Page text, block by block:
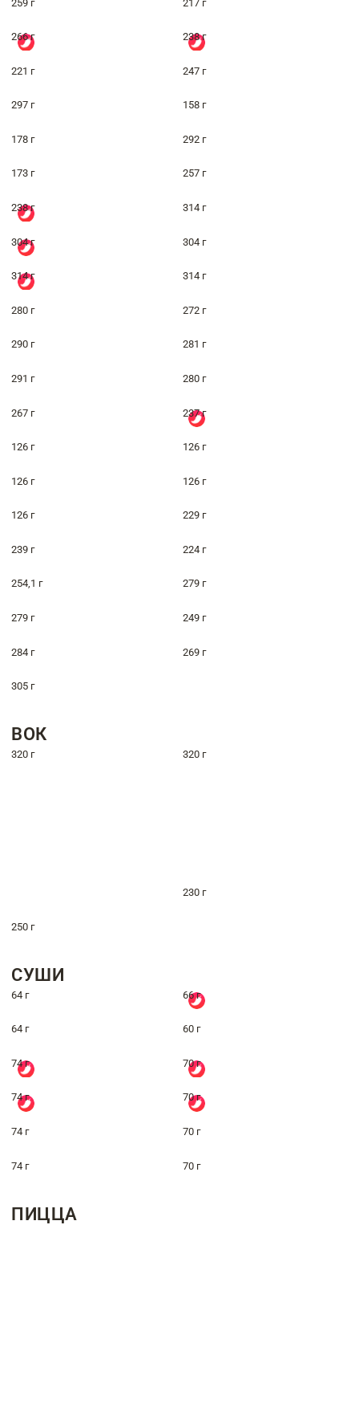
259 г 217 г
266 г 238 г
221 г 247 г
297 г 158 г
178 г 292 г
173 г 257 г
238 г 314 г
304 г 304 г
314 г 314 г
280 г 272 г
290 г 281 г
291 г 280 г
267 г 237 г
126 г 126 г
126 г 126 г
126 г 229 г
239 г 224 г
254,1 г 279 г
279 г 249 г
284 г 269 г
305 г
ВОК
320 г 320 г
230 г
250 г
СУШИ
64 г 66 г
64 г 60 г
74 г 70 г
74 г 70 г
74 г 70 г
74 г 70 г
ПИЦЦА